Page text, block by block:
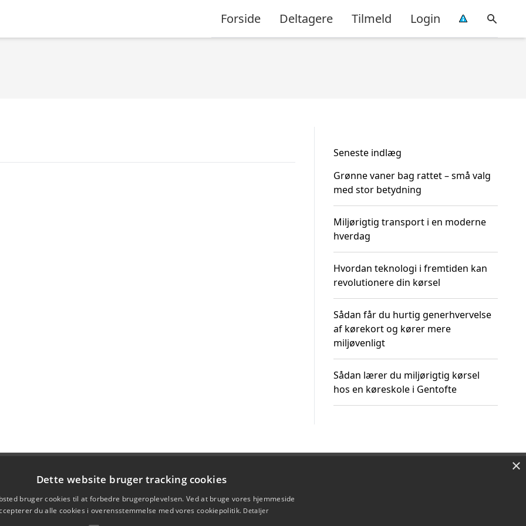
Forside Deltagere Tilmeld Login
Seneste indlæg
Grønne vaner bag rattet – små valg
med stor betydning
Miljørigtig transport i en moderne
hverdag
Hvordan teknologi i fremtiden kan
revolutionere din kørsel
Sådan får du hurtig generhvervelse
af kørekort og kører mere
miljøvenligt
Sådan lærer du miljørigtig kørsel
hos en køreskole i Gentofte
×
Dette website bruger tracking cookies
bruger cookies til at forbedre brugeroplevelsen. Ved at bruge vores hjemmeside
du alle cookies i overensstemmelse med vores cookiepolitik. Detaljer